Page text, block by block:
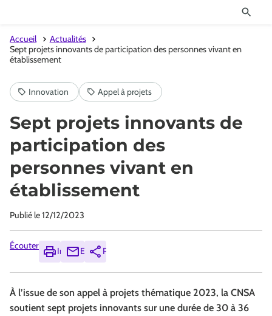
Accueil
Actualités
Sept projets innovants de participation des personnes vivant en
établissement
Sept projets innovants de
participation des
personnes vivant en
établissement
Publié le12/12/2023
Écouter
ImprimerEnvoyerPartager
À l’issue de son appel à projets thématique 2023, la CNSA
soutient sept projets innovants sur une durée de 30 à 36